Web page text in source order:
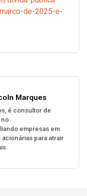
de-2025-e-
Marques
é consultor de
no
empresas em
para atrair